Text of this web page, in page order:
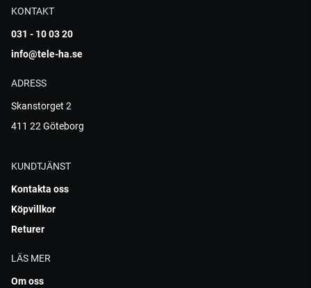
KONTAKT
031 - 10 03 20
info@tele-ha.se
ADRESS
Skanstorget 2
411 22 Göteborg
KUNDTJÄNST
Kontakta oss
Köpvillkor
Returer
LÄS MER
Om oss